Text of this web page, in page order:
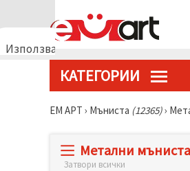
Използваме
бисквитки
Използваме
КАТЕГОРИИ
ЕМ АРТ › Мъниста (12365)›
Метални мъниста
Затвори всички